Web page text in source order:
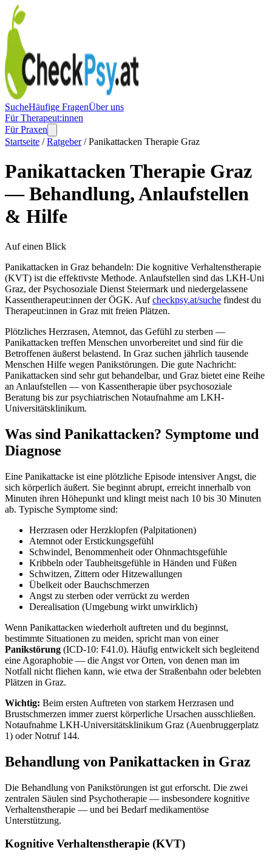
SucheHäufige FragenÜber uns
Für Therapeut:innen
Für Praxen
Startseite / Ratgeber / Panikattacken Therapie Graz
Panikattacken Therapie Graz
— Behandlung, Anlaufstellen
& Hilfe
Auf einen Blick
Panikattacken in Graz behandeln: Die kognitive Verhaltenstherapie
(KVT) ist die effektivste Methode. Anlaufstellen sind das LKH-Uni
Graz, der Psychosoziale Dienst Steiermark und niedergelassene
Kassentherapeut:innen der ÖGK. Auf checkpsy.at/suche findest du
Therapeut:innen in Graz mit freien Plätzen.
Plötzliches Herzrasen, Atemnot, das Gefühl zu sterben —
Panikattacken treffen Menschen unvorbereitet und sind für die
Betroffenen äußerst belastend. In Graz suchen jährlich tausende
Menschen Hilfe wegen Panikstörungen. Die gute Nachricht:
Panikattacken sind sehr gut behandelbar, und Graz bietet eine Reihe
an Anlaufstellen — von Kassentherapie über psychosoziale
Beratung bis zur psychiatrischen Notaufnahme am LKH-
Universitätsklinikum.
Was sind Panikattacken? Symptome und
Diagnose
Eine Panikattacke ist eine plötzliche Episode intensiver Angst, die
sich körperlich äußert. Sie beginnt abrupt, erreicht innerhalb von
Minuten ihren Höhepunkt und klingt meist nach 10 bis 30 Minuten
ab. Typische Symptome sind:
Herzrasen oder Herzklopfen (Palpitationen)
Atemnot oder Erstickungsgefühl
Schwindel, Benommenheit oder Ohnmachtsgefühle
Kribbeln oder Taubheitsgefühle in Händen und Füßen
Schwitzen, Zittern oder Hitzewallungen
Übelkeit oder Bauchschmerzen
Angst zu sterben oder verrückt zu werden
Derealisation (Umgebung wirkt unwirklich)
Wenn Panikattacken wiederholt auftreten und du beginnst,
bestimmte Situationen zu meiden, spricht man von einer
Panikstörung (ICD-10: F41.0). Häufig entwickelt sich begleitend
eine Agoraphobie — die Angst vor Orten, von denen man im
Notfall nicht fliehen kann, wie etwa der Straßenbahn oder belebten
Plätzen in Graz.
Wichtig: Beim ersten Auftreten von starkem Herzrasen und
Brustschmerzen immer zuerst körperliche Ursachen ausschließen.
Notaufnahme LKH-Universitätsklinikum Graz (Auenbruggerplatz
1) oder Notruf 144.
Behandlung von Panikattacken in Graz
Die Behandlung von Panikstörungen ist gut erforscht. Die zwei
zentralen Säulen sind Psychotherapie — insbesondere kognitive
Verhaltenstherapie — und bei Bedarf medikamentöse
Unterstützung.
Kognitive Verhaltenstherapie (KVT)